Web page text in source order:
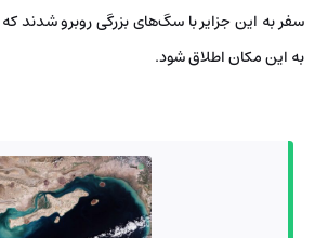
سفر به این جزایر با سگ‌های بزرگی روبرو شدند
به این مکان اطلاق شود.